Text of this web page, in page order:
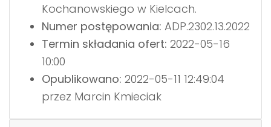
Kochanowskiego w Kielcach.
Numer postępowania: ADP.2302.13.2022
Termin składania ofert: 2022-05-16
10:00
Opublikowano: 2022-05-11 12:49:04
przez Marcin Kmieciak